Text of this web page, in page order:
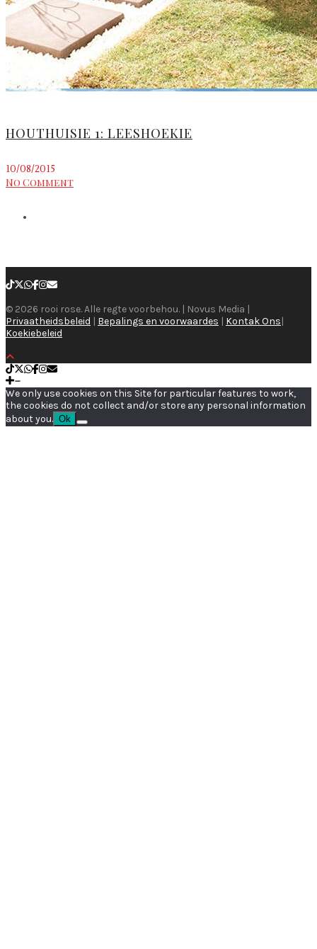
HOUTHUISIE 1: LEESHOEKIE
10/08/2015
No Comment
© 2026 rooi rose. Alle regte voorbehou. | Novus Media |
Privaatheidsbeleid | Bepalings en voorwaardes | Kontak Ons|
Koekiebeleid
We only use cookies on this Site for particular features to work,
the cookies do not collect and/or store any personal information
about you. Ok